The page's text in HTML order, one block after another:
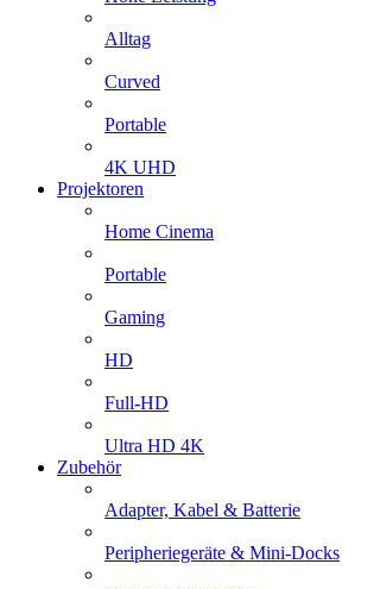
Alltag
Curved
Portable
4K UHD
Projektoren
Home Cinema
Portable
Gaming
HD
Full-HD
Ultra HD 4K
Zubehör
Adapter, Kabel & Batterie
Peripheriegeräte & Mini-Docks